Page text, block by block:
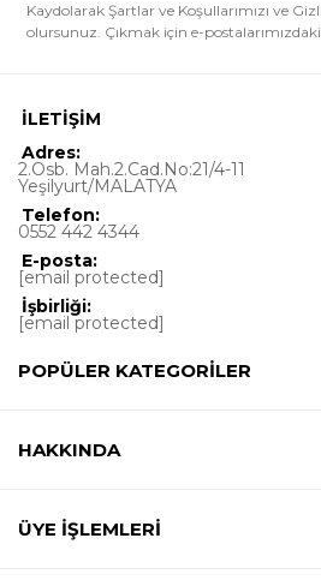
Kaydolarak Şartlar ve Koşullarımızı ve
olursunuz. Çıkmak için e-
İLETİŞİM
Adres:
2.Osb. Mah.2.Cad.No:21/4-11
Yeşilyurt/MALATYA
Telefon:
0552 442 4344
E-posta:
[email protected]
İşbirliği:
[email protected]
POPÜLER KATEGORİLER
HAKKINDA
ÜYE İŞLEMLERİ